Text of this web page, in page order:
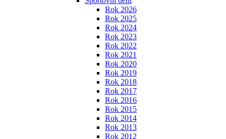
Rok 2026
Rok 2025
Rok 2024
Rok 2023
Rok 2022
Rok 2021
Rok 2020
Rok 2019
Rok 2018
Rok 2017
Rok 2016
Rok 2015
Rok 2014
Rok 2013
Rok 2012